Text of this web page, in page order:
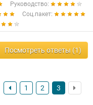
Руководство:
Соц.пакет:
Посмотреть ответы (1)
1 2 3